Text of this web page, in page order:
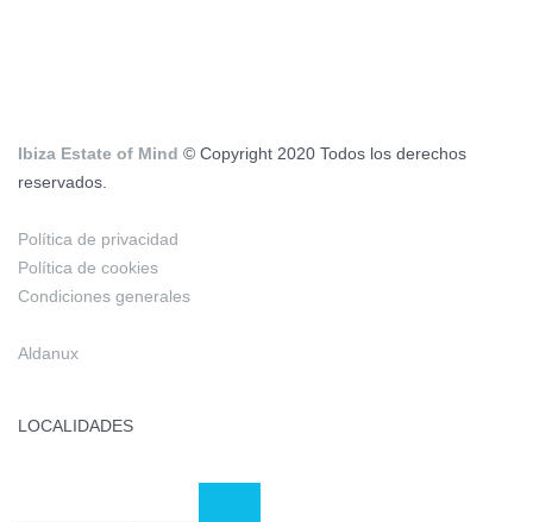
Ibiza Estate of Mind © Copyright 2020 Todos los derechos
reservados.
Política de privacidad
Política de cookies
Condiciones generales
Aldanux
LOCALIDADES